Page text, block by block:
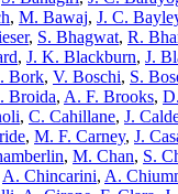
, M. Bawaj, J. C.
, S. Bhagwat, R.
, J. K. Blackburn, J.
Bork, V. Boschi, S.
Broida, A. F. Brooks,
, C. Cahillane, J.
, M. F. Carney, J.
, M. Chan, S.
A. Chincarini, A.